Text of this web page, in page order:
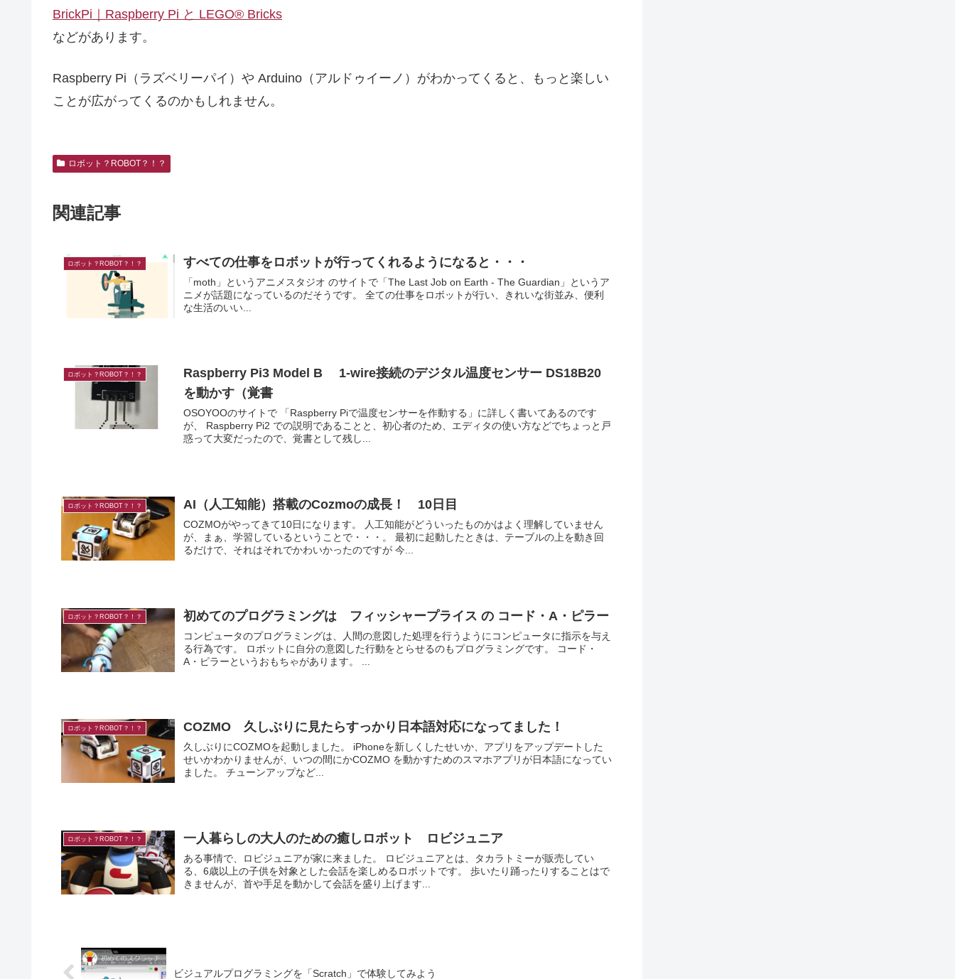
BrickPi｜Raspberry Pi と LEGO® Bricks
などがあります。
Raspberry Pi（ラズベリーパイ）や Arduino（アルドゥイーノ）がわかってくると、もっと楽しい
ことが広がってくるのかもしれません。
ロボット？ROBOT？！？
関連記事
ロボット？ROBOT？！？ すべての仕事をロボットが行ってくれるようになると・・・
「moth」というアニメスタジオ のサイトで「The Last Job on Earth - The Guardian」というア
ニメが話題になっているのだそうです。 全ての仕事をロボットが行い、きれいな街並み、便利
な生活のいい...
ロボット？ROBOT？！？
Raspberry Pi3 Model B 1-wire接続のデジタル温度センサー DS18B20
を動かす（覚書
OSOYOOのサイトで 「Raspberry Piで温度センサーを作動する」に詳しく書いてあるのです
が、 Raspberry Pi2 での説明であることと、初心者のため、エディタの使い方などでちょっと戸
惑って大変だったので、覚書として残し...
ロボット？ROBOT？！？ AI（人工知能）搭載のCozmoの成長！ 10日目
COZMOがやってきて10日になります。 人工知能がどういったものかはよく理解していません
が、まぁ、学習しているということで・・・。 最初に起動したときは、テーブルの上を動き回
るだけで、それはそれでかわいかったのですが 今...
ロボット？ROBOT？！？ 初めてのプログラミングは フィッシャープライス の コード・A・ピラー
コンピュータのプログラミングは、人間の意図した処理を行うようにコンピュータに指示を与え
る行為です。 ロボットに自分の意図した行動をとらせるのもプログラミングです。 コード・
ロボット？ROBOT？！？ COZMO 久しぶりに見たらすっかり日本語対応になってました！
久しぶりにCOZMOを起動しました。 iPhoneを新しくしたせいか、アプリをアップデートした
せいかわかりませんが、いつの間にかCOZMO を動かすためのスマホアプリが日本語になってい
ました。 チューンアップなど...
ロボット？ROBOT？！？ 一人暮らしの大人のための癒しロボット ロビジュニア
ある事情で、ロビジュニアが家に来ました。 ロビジュニアとは、タカラトミーが販売してい
る、6歳以上の子供を対象とした会話を楽しめるロボットです。 歩いたり踊ったりすることはで
きませんが、首や手足を動かして会話を盛り上げます...
ビジュアルプログラミングを「Scratch」で体験してみよう